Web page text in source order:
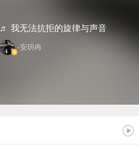
♬ 我无法抗拒的旋律与声音
-安玥冉